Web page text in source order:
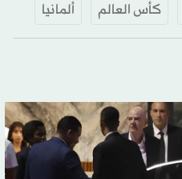
كأس العالم ألمانيا